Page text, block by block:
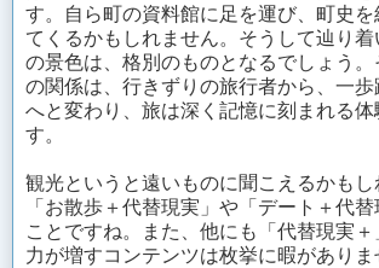
す。自ら町の資料館に足を運び、町史を
てくるかもしれません。そうして辿り
の景色は、格別のものとなるでしょう。
の関係は、行きずりの旅行者から、一
へと変わり、旅は深く記憶に刻まれる
す。
観光というと遠いものに聞こえるかもし
「お散歩＋代替現実」や「デート＋代
ことですね。また、他にも「代替現実
力が増すコンテンツは枚挙に暇がありま